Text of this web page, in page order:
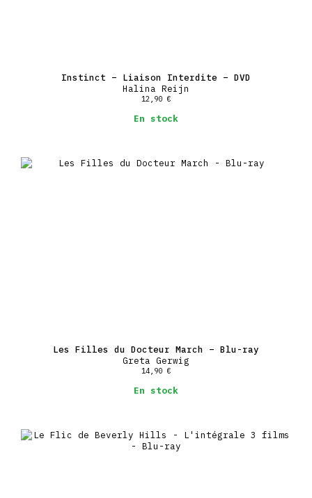
Instinct – Liaison Interdite – DVD
Halina Reijn
12,90 €
En stock
Les Filles du Docteur March – Blu-ray
Greta Gerwig
14,90 €
En stock